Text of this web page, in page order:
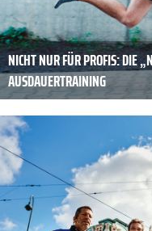
NICHT NUR FÜR PROFIS: DIE
AUSDAUERTRAINING